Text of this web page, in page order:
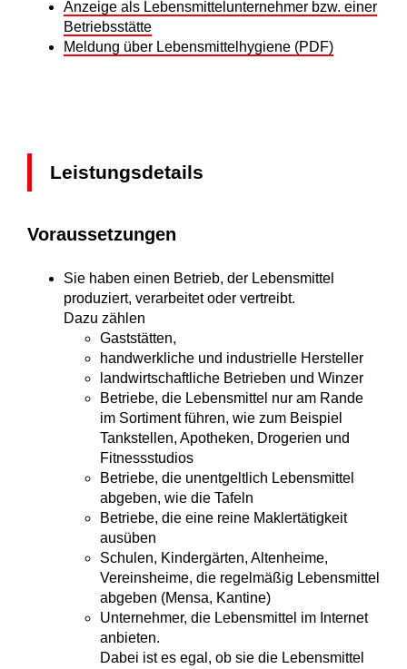
Anzeige als Lebensmittelunternehmer bzw. einer
Betriebsstätte
Meldung über Lebensmittelhygiene (PDF)
Leistungsdetails
Voraussetzungen
Sie haben einen Betrieb, der Lebensmittel
produziert, verarbeitet oder vertreibt.
Dazu zählen
Gaststätten,
handwerkliche und industrielle Hersteller
landwirtschaftliche Betrieben und Winzer
Betriebe, die Lebensmittel nur am Rande
im Sortiment führen, wie zum Beispiel
Tankstellen, Apotheken, Drogerien und
Fitnessstudios
Betriebe, die unentgeltlich Lebensmittel
abgeben, wie die Tafeln
Betriebe, die eine reine Maklertätigkeit
ausüben
Schulen, Kindergärten, Altenheime,
Vereinsheime, die regelmäßig Lebensmittel
abgeben (Mensa, Kantine)
Unternehmer, die Lebensmittel im Internet
anbieten.
Dabei ist es egal, ob sie die Lebensmittel